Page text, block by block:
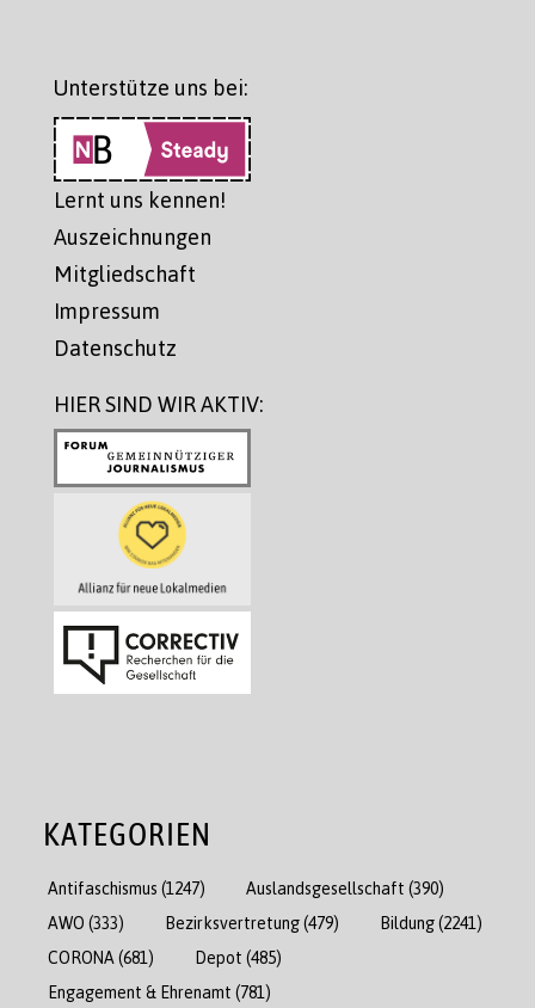
Unterstütze uns bei:
Lernt uns kennen!
Auszeichnungen
Mitgliedschaft
Impressum
Datenschutz
HIER SIND WIR AKTIV:
KATEGORIEN
Antifaschismus (1247) Auslandsgesellschaft (390)
AWO (333) Bezirksvertretung(479) Bildung(2241)
CORONA (681) Depot (485)
Engagement & Ehrenamt (781)